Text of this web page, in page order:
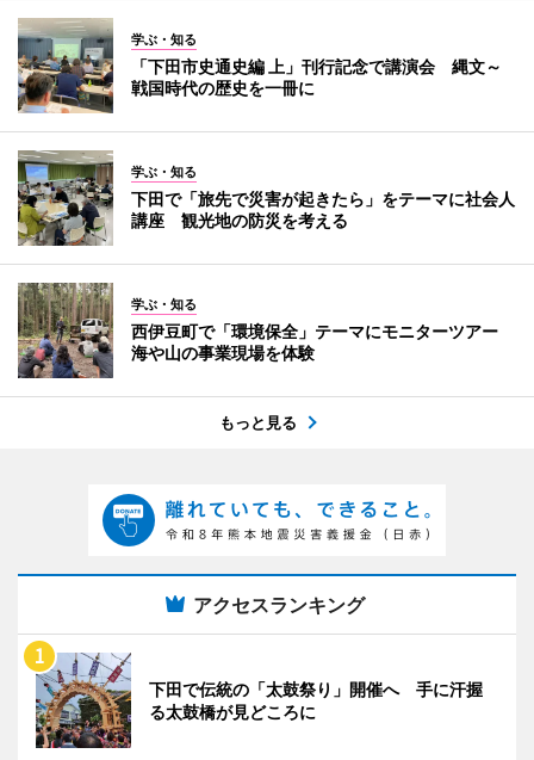
学ぶ・知る
「下田市史通史編 上」刊行記念で講演会 縄文～
戦国時代の歴史を一冊に
学ぶ・知る
下田で「旅先で災害が起きたら」をテーマに社会人
講座 観光地の防災を考える
学ぶ・知る
西伊豆町で「環境保全」テーマにモニターツアー
海や山の事業現場を体験
もっと見る
アクセスランキング
下田で伝統の「太鼓祭り」開催へ 手に汗握
る太鼓橋が見どころに